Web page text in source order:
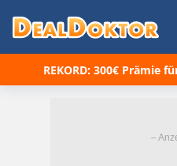
REKORD: 300€ Prämie